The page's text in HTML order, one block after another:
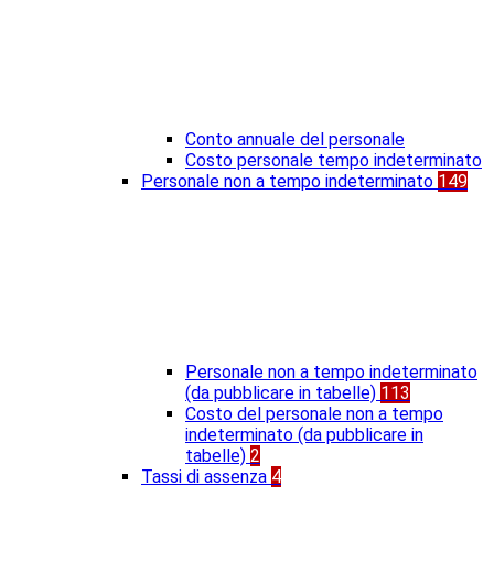
Conto annuale del personale
Costo personale tempo indeterminato
Personale non a tempo indeterminato 149
Personale non a tempo indeterminato
(da pubblicare in tabelle) 113
Costo del personale non a tempo
indeterminato (da pubblicare in
tabelle) 2
Tassi di assenza 4